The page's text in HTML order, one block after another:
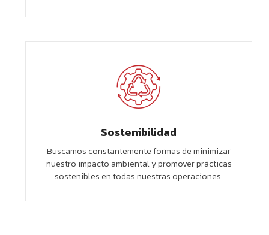
Sostenibilidad
Buscamos constantemente formas de minimizar
nuestro impacto ambiental y promover prácticas
sostenibles en todas nuestras operaciones.